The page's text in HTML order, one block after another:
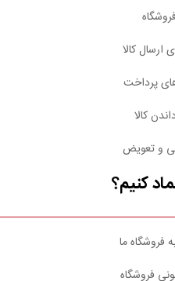
ارسال کالا
پرداخت
کالا
و تعویض
کنیم؟
فروشگاه ما
فروشگاه